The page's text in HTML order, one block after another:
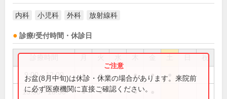
内科 小児科 外科 放射線科
診療/受付時間・休診日
祝
9:00～12:00 ● ● ● ●
15:30～18:30 ● ● ●
お盆(8月中旬)は休診・休業の場合があります。来院前
に必ず医療機関に直接ご確認ください。